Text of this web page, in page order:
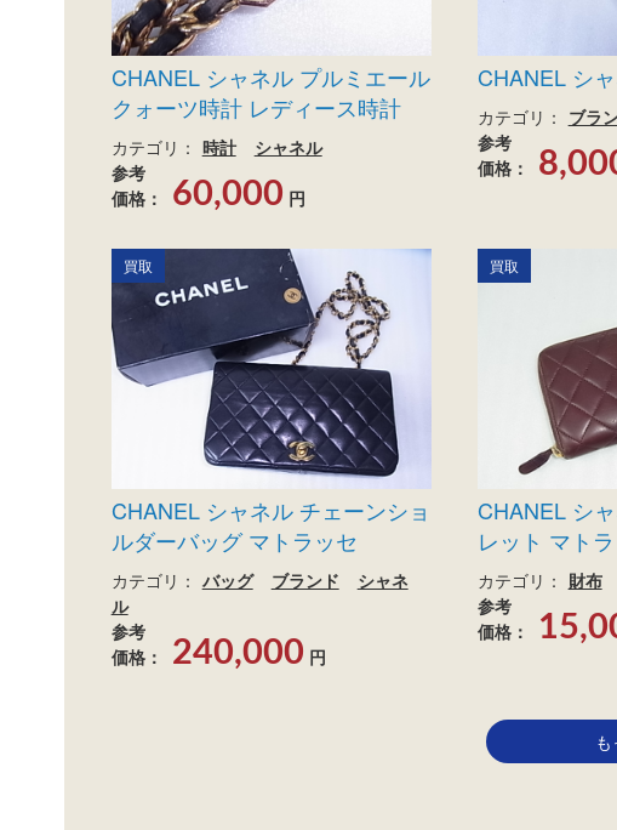
CHANEL シャネル プルミエール
クォーツ時計 レディース時計
カテゴリ： 時計
シャネル
参考
価格：
60,000 円
CHANEL シ
カテゴリ： ブラ
参考
価格：
買取
CHANEL シャネル チェーンショ
ルダーバッグ マトラッセ
カテゴリ： バッグ ブランド
シャネ
ル
参考
価格：
240,000 円
買取
CHANEL シ
レット マト
カテゴリ： 財布
参考
価格：